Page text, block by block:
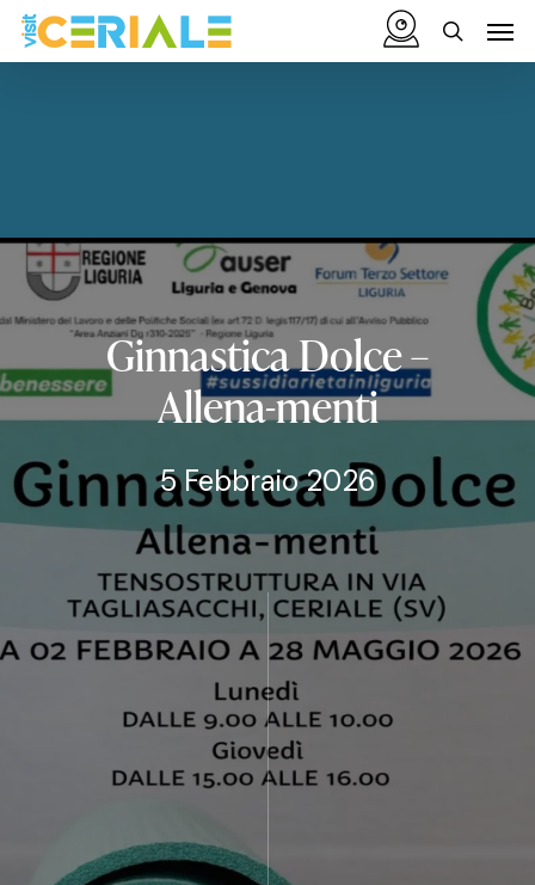
Vai
contenuto
GinnasticaDolce–
Allena-menti
5 Febbraio 2026